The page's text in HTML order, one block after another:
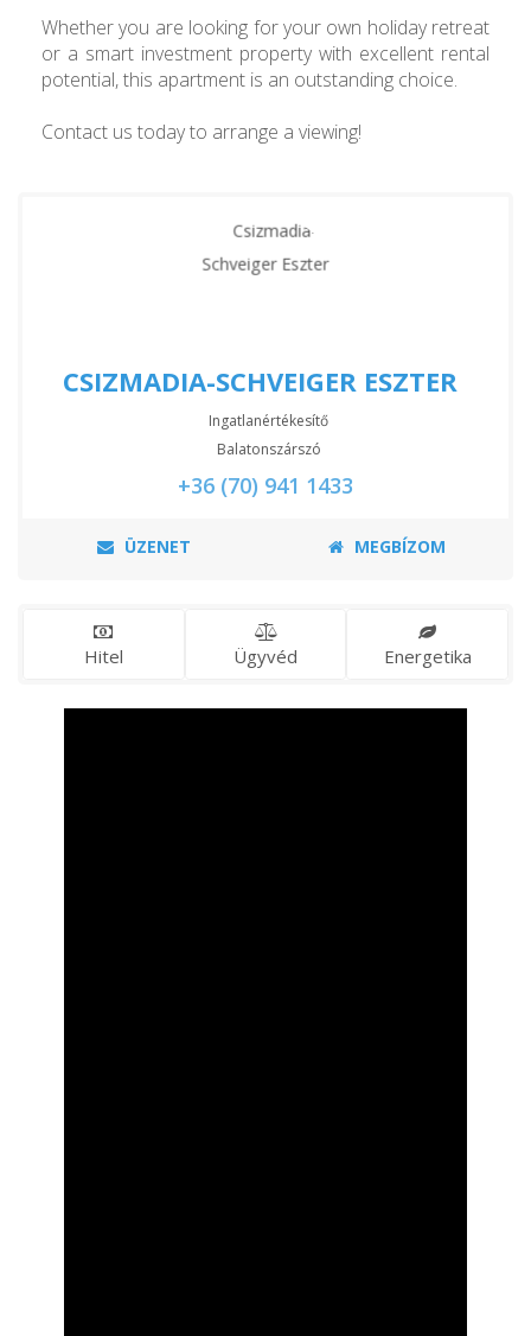
Whether you are looking for your own holiday retreat
or a smart investment property with excellent rental
potential, this apartment is an outstanding choice.
Contact us today to arrange a viewing!
CSIZMADIA-SCHVEIGER ESZTER
Ingatlanértékesítő
Balatonszárszó
+36 (70) 941 1433
ÜZENET MEGBÍZOM
Hitel Ügyvéd Energetika